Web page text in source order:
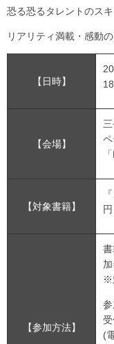
恐る恐るタレントのス
リアリティ満載・感動
【日時】
【会場】
ペ
【対象書籍】
【参加方法】
※
(